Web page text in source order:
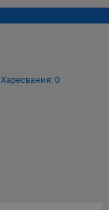
Харесвания: 0